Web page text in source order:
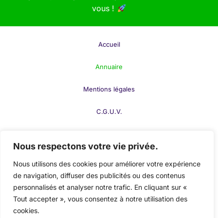
Nous respectons votre vie privée.
Nous utilisons des cookies pour améliorer votre expérience
de navigation, diffuser des publicités ou des contenus
personnalisés et analyser notre trafic. En cliquant sur «
Tout accepter », vous consentez à notre utilisation des
cookies.
soif d’aventure, de nombreuses autres options
Quelques autres activités populaires en pleine nature
Vélo de montagne (VTT)
des lacs tranquilles et profitez d’une aventure
aquatique entourée de paysages magnifiques.
Observation de la faune : Partez à la
découverte des animaux sauvages dans leur
habitat naturel, que ce soit en safari ou lors de
balades en forêt.
vous !
Accueil
Annuaire
Mentions légales
C.G.U.V.
Publier votre fiche
Mon compte